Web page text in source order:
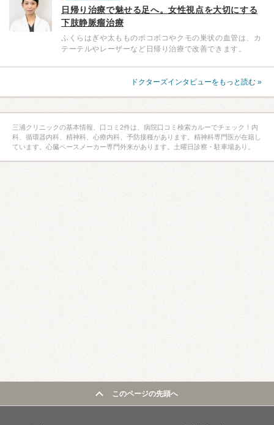
日帰り治療で魅せる足へ。女性視点を大切にする
下肢静脈瘤治療
ふくらはぎや太もものボコボコやクモの巣状の血管は、カ
テーテルやレーザーなど日帰り治療で改善できます。
ドクターズインタビューをもっと読む »
三浦クリニックの基本情報、口コミ2件は、病院口コミ検索カルーでチェック！内
科、循環器内科、精神科、心療内科、予防接種があります。精神科専門医が在籍し
ています。心臓ペースメーカー専門外来があります。土曜日診察・駐車場あり。
このページの先頭へ